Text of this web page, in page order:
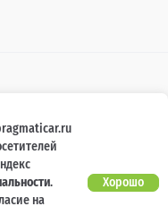
комплектаций, цветовой
акциях, сроках и условиях
носит информационный
публичной офертой,
437 Гражданского кодекса
информации обращайтесь к
.
на
Хорошо